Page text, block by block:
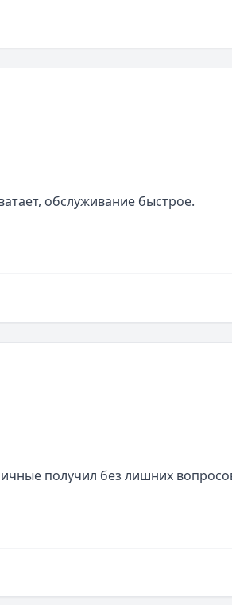
обслуживание быстрое.
получил без лишних